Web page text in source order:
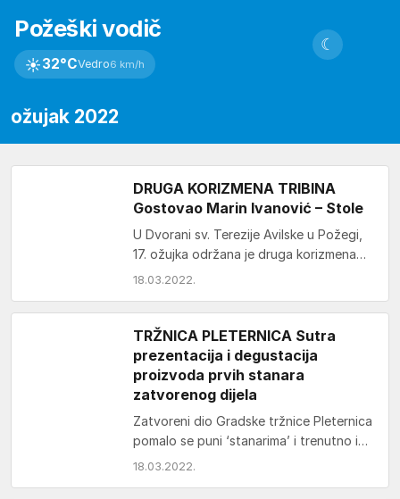
Požeški vodič
☀32°CVedro6 km/h
☾
ožujak 2022
DRUGA KORIZMENA TRIBINA
Gostovao Marin Ivanović – Stole
U Dvorani sv. Terezije Avilske u Požegi,
17. ožujka održana je druga korizmena
tribina na kojoj je pjevač Marin Ivanović…
18.03.2022.
TRŽNICA PLETERNICA Sutra
prezentacija i degustacija
proizvoda prvih stanara
zatvorenog dijela
Zatvoreni dio Gradske tržnice Pleternica
pomalo se puni ‘stanarima’ i trenutno ih
je pet. Što nude građanima predstavit
18.03.2022.